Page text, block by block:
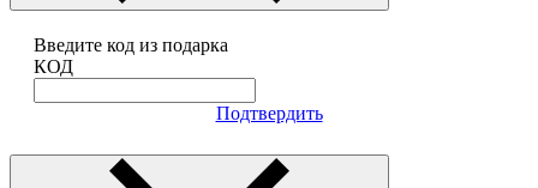
Введите код из подарка
КОД
Подтвердить